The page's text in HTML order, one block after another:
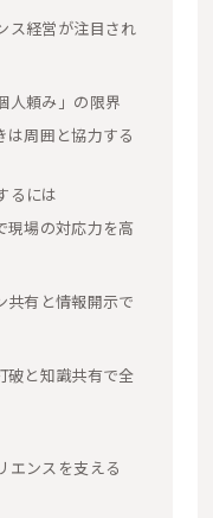
ス経営が注目され
人頼み」の限界
は周囲と協力する
るには
現場の対応力を高
共有と情報開示で
破と知識共有で全
エンスを支える